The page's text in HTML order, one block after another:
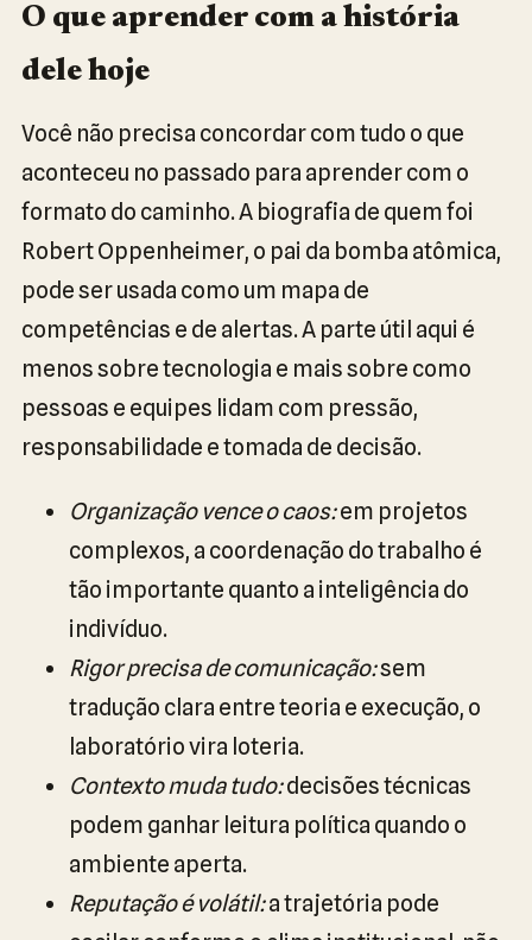
O que aprender com a história
dele hoje
Você não precisa concordar com tudo o que
aconteceu no passado para aprender com o
formato do caminho. A biografia de quem foi
Robert Oppenheimer, o pai da bomba atômica,
pode ser usada como um mapa de
competências e de alertas. A parte útil aqui é
menos sobre tecnologia e mais sobre como
pessoas e equipes lidam com pressão,
responsabilidade e tomada de decisão.
Organização vence o caos:em projetos
complexos, a coordenação do trabalho é
tão importante quanto a inteligência do
indivíduo.
Rigor precisa de comunicação:sem
tradução clara entre teoria e execução, o
laboratório vira loteria.
Contexto muda tudo:decisões técnicas
podem ganhar leitura política quando o
ambiente aperta.
Reputação é volátil:a trajetória pode